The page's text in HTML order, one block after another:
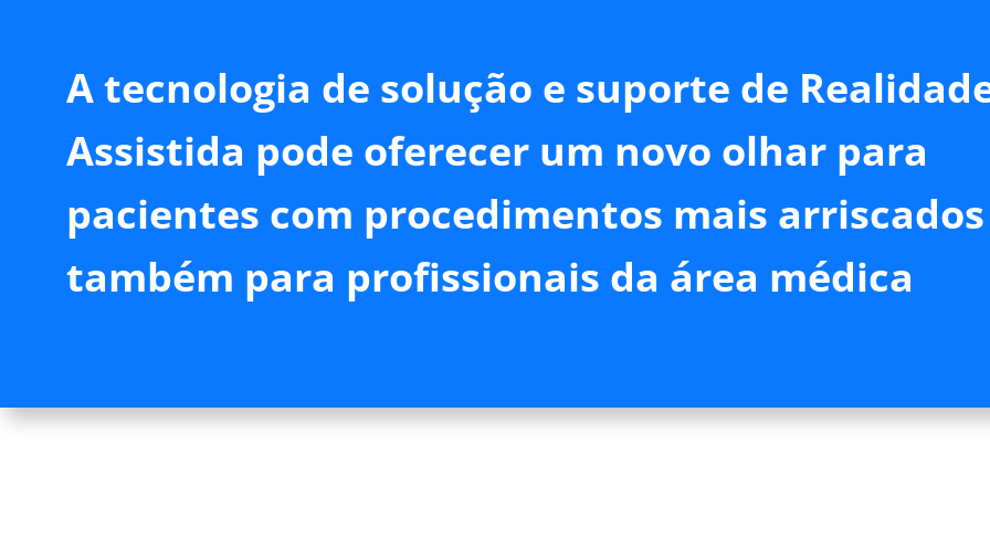
A tecnologia de solução e suporte de
Assistida pode oferecer um novo olhar para
pacientes com procedimentos mais
também para profissionais da área médica